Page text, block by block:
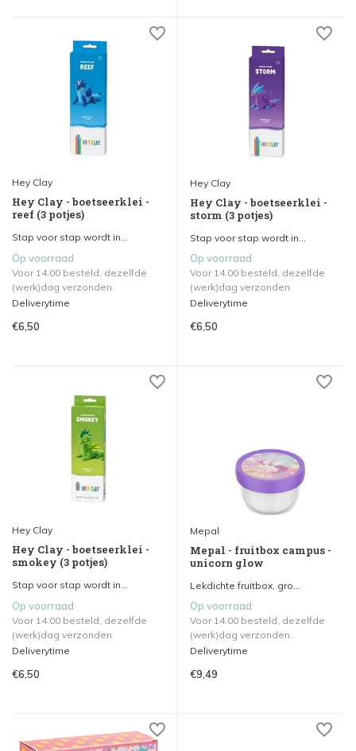
Hey Clay
Hey Clay - boetseerklei -
reef (3 potjes)
Stap voor stap wordt in...
Op voorraad
Voor 14.00 besteld, dezelfde
(werk)dag verzonden.
Deliverytime
€6,50
Hey Clay
Hey Clay - boetseerklei -
storm (3 potjes)
Stap voor stap wordt in...
Op voorraad
Voor 14.00 besteld, dezelfde
(werk)dag verzonden.
Deliverytime
€6,50
Hey Clay
Hey Clay - boetseerklei -
smokey (3 potjes)
Stap voor stap wordt in...
Op voorraad
Voor 14.00 besteld, dezelfde
(werk)dag verzonden.
Deliverytime
€6,50
Mepal
Mepal - fruitbox campus -
unicorn glow
Lekdichte fruitbox, gro...
Op voorraad
Voor 14.00 besteld, dezelfde
(werk)dag verzonden.
Deliverytime
€9,49